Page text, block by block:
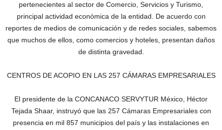
pertenecientes al sector de Comercio, Servicios y Turismo,
principal actividad económica de la entidad. De acuerdo con
reportes de medios de comunicación y de redes sociales, sabemos
que muchos de ellos, como comercios y hoteles, presentan daños
de distinta gravedad.
CENTROS DE ACOPIO EN LAS 257 CÁMARAS EMPRESARIALES
El presidente de la CONCANACO SERVYTUR México, Héctor
Tejada Shaar, instruyó que las 257 Cámaras Empresariales con
presencia en mil 857 municipios del país y las instalaciones en